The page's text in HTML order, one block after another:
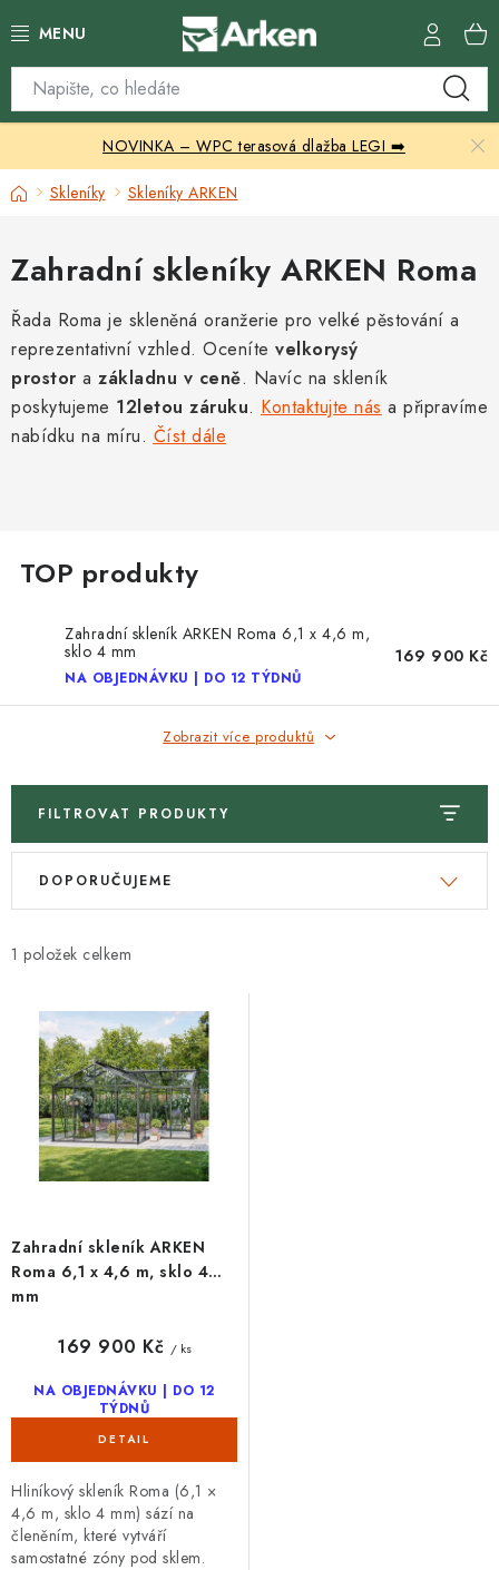
na
Skleníky
Zahradní přístřešky
Grily a ohniště
Vytápění
Kontakty
NOVINKA – WPC terasová dlažba LEGI ➡️
DomůSkleníky Skleníky ARKEN
Zahradní skleníky ARKEN Roma
Řada Roma je skleněná oranžerie pro velké pěstování a
reprezentativní vzhled. Oceníte velkorysý
prostor a základnu v ceně. Navíc na skleník
poskytujeme 12letou záruku. Kontaktujte nás a připravíme
nabídku na míru. Číst dále
Zahradní skleník ARKEN Roma 6,1 x 4,6 m,
sklo 4 mm
NA OBJEDNÁVKU | DO 12 TÝDNŮ
169 900 Kč
Zobrazit více produktů
FILTROVAT PRODUKTY
V
i
ů
1
Ř
e
t
ů
DOPORUČUJEME
Zahradní skleník ARKEN
Roma 6,1 x 4,6 m, sklo 4
mm
NA OBJEDNÁVKU | DO 12
TÝDNŮ
169 900 Kč / ks
Hliníkový skleník Roma (6,1 ×
4,6 m, sklo 4 mm) sází na
členěním, které vytváří
samostatné zóny pod sklem.